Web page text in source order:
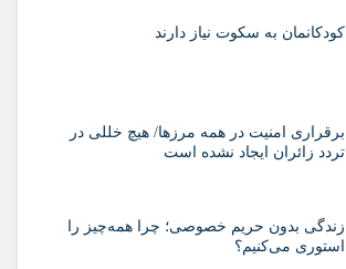
کودکانمان به سکوت نیاز دارند
برقراری امنیت در همه مرزها/ هیچ‌ خللی در
تردد زائران ایجاد نشده است
زندگی بدون حریم خصوصی؛ چرا همه‌چیز را
استوری می‌کنیم؟